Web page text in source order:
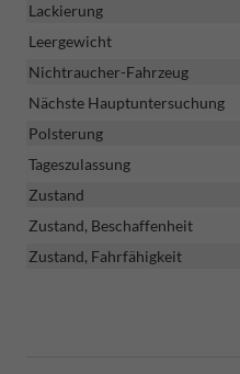
Lackierung
Leergewicht
Nichtraucher-Fahrzeug
Nächste Hauptuntersuchung
Polsterung
Tageszulassung
Zustand
Zustand, Beschaffenheit
Zustand, Fahrfähigkeit